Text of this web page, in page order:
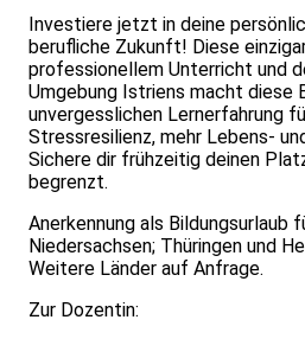
Investiere jetzt in deine
berufliche Zukunft! Diese
professionellem Unterricht und
Umgebung Istriens macht diese
unvergesslichen Lernerfahrung
Stressresilienz, mehr Lebens-
Sichere dir frühzeitig deinen
begrenzt.
Anerkennung als
Niedersachsen; Thüringen und
Weitere Länder auf Anfrage.
Zur Dozentin: